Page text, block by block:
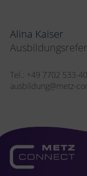
Alina Kaiser
Tel.: +49 7702 533-
ausbildung@metz-